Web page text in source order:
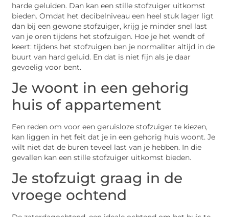
harde geluiden. Dan kan een stille stofzuiger uitkomst
bieden. Omdat het decibelniveau een heel stuk lager ligt
dan bij een gewone stofzuiger, krijg je minder snel last
van je oren tijdens het stofzuigen. Hoe je het wendt of
keert: tijdens het stofzuigen ben je normaliter altijd in de
buurt van hard geluid. En dat is niet fijn als je daar
gevoelig voor bent.
Je woont in een gehorig
huis of appartement
Een reden om voor een geruisloze stofzuiger te kiezen,
kan liggen in het feit dat je in een gehorig huis woont. Je
wilt niet dat de buren teveel last van je hebben. In die
gevallen kan een stille stofzuiger uitkomst bieden.
Je stofzuigt graag in de
vroege ochtend